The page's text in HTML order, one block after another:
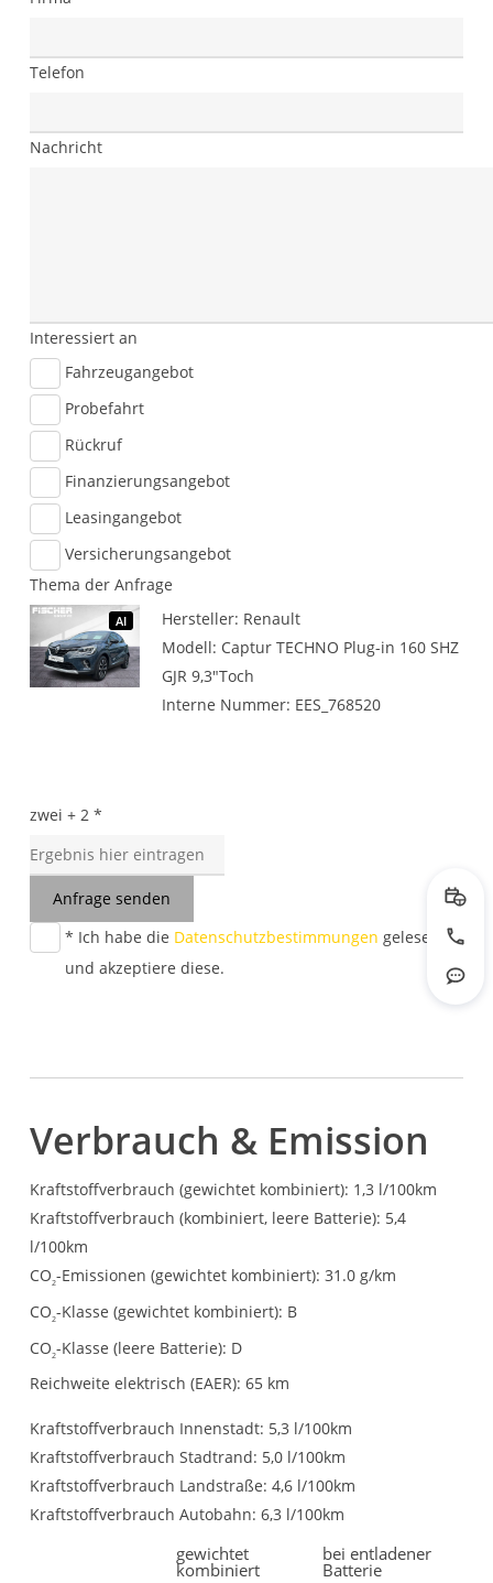
Telefon
Nachricht
Interessiert an
Fahrzeugangebot
Probefahrt
Rückruf
Finanzierungsangebot
Leasingangebot
Versicherungsangebot
Thema der Anfrage
AI
Hersteller: Renault
Modell: Captur TECHNO Plug-in 160 SHZ
GJR 9,3"Toch
Interne Nummer: EES_768520
zwei + 2 *
Anfrage senden
* Ich habe die Datenschutzbestimmungen gelesen
und akzeptiere diese.
Verbrauch & Emission
Kraftstoffverbrauch (gewichtet kombiniert): 1,3 l/100km
Kraftstoffverbrauch (kombiniert, leere Batterie): 5,4
l/100km
CO2-Emissionen (gewichtet kombiniert): 31.0 g/km
CO2-Klasse (gewichtet kombiniert): B
CO2-Klasse (leere Batterie): D
Reichweite elektrisch (EAER): 65 km
Kraftstoffverbrauch Innenstadt: 5,3 l/100km
Kraftstoffverbrauch Stadtrand: 5,0 l/100km
Kraftstoffverbrauch Landstraße: 4,6 l/100km
Kraftstoffverbrauch Autobahn: 6,3 l/100km
gewichtet
kombiniert
bei entladener
Batterie
Jetzt